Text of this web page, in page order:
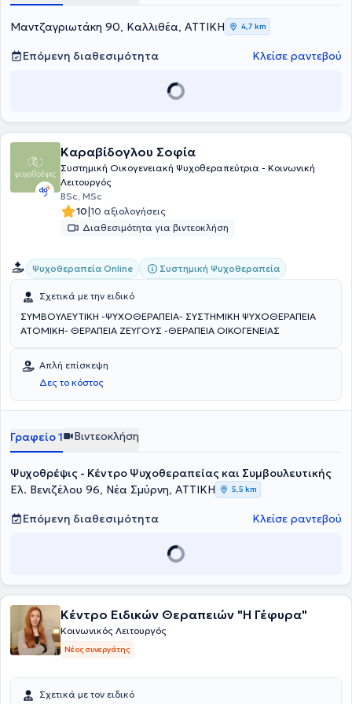
Μαντζαγριωτάκη 90, Καλλιθέα, ΑΤΤΙΚΗ 4,7 km
Επόμενη διαθεσιμότητα Κλείσε ραντεβού
Καραβίδογλου Σοφία
Συστημική Οικογενειακή Ψυχοθεραπεύτρια - Κοινωνική
Λειτουργός
BSc, MSc
10|10 αξιολογήσεις
Διαθεσιμότητα για βιντεοκλήση
Ψυχοθεραπεία Online Συστημική Ψυχοθεραπεία
Σχετικά με την ειδικό
ΣΥΜΒΟΥΛΕΥΤΙΚΗ -ΨΥΧΟΘΕΡΑΠΕΙΑ- ΣΥΣΤΗΜΙΚΗ ΨΥΧΟΘΕΡΑΠΕΙΑ
ΑΤΟΜΙΚΗ- ΘΕΡΑΠΕΙΑ ΖΕΥΓΟΥΣ -ΘΕΡΑΠΕΙΑ ΟΙΚΟΓΕΝΕΙΑΣ
Απλή επίσκεψη
Δες το κόστος
Γραφείο 1 Βιντεοκλήση
Ψυχοθρέψις - Κέντρο Ψυχοθεραπείας και Συμβουλευτικής
Ελ. Βενιζέλου 96, Νέα Σμύρνη, ΑΤΤΙΚΗ
5,5 km
Επόμενη διαθεσιμότητα Κλείσε ραντεβού
Κέντρο Ειδικών Θεραπειών "Η Γέφυρα"
Κοινωνικός Λειτουργός
Νέος συνεργάτης
Σχετικά με τον ειδικό